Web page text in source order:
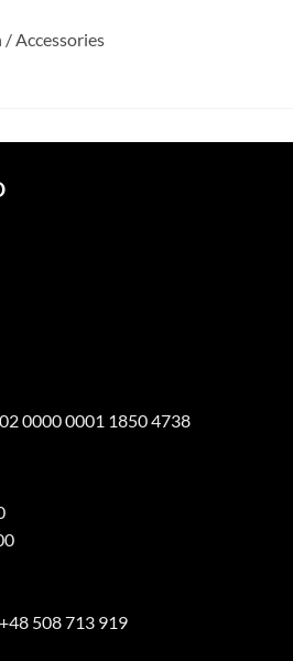
Accessories
0000 0001 1850 4738
508 713 919